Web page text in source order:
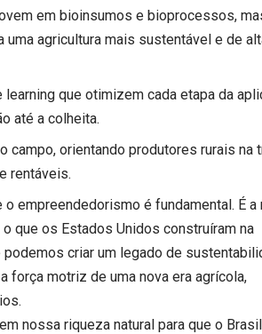
em bioinsumos e bioprocessos,
agricultura mais sustentável e de
que otimizem cada etapa da
até a colheita.
campo, orientando produtores rurais na
rentáveis.
empreendedorismo é fundamental. É a
que os Estados Unidos construíram na
criar um legado de
força motriz de uma nova era agrícola,
nossa riqueza natural para que o